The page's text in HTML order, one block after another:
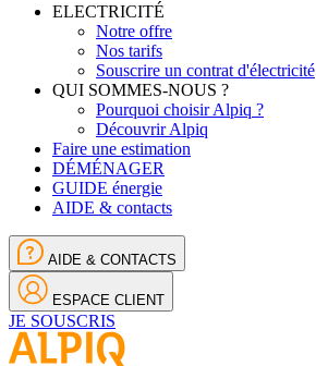
ELECTRICITÉ
Notre offre
Nos tarifs
Souscrire un contrat d'électricité
QUI SOMMES-NOUS ?
Pourquoi choisir Alpiq ?
Découvrir Alpiq
Faire une estimation
DÉMÉNAGER
GUIDE énergie
AIDE & contacts
AIDE & CONTACTS
ESPACE CLIENT
JE SOUSCRIS